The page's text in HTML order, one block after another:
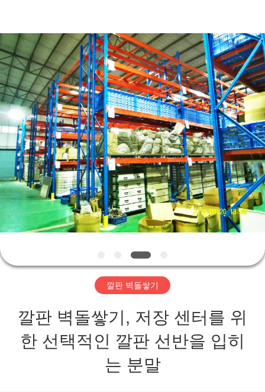
홈
제
품
소
개
회
소
Online
Market.
All
Rights
Reserved.
Developed
by
ECER
깔판 벽돌쌓기
깔판 벽돌쌓기, 저장 센터를 위
한 선택적인 깔판 선반을 입히
는 분말